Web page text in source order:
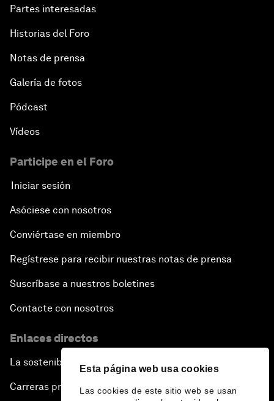
Esta página web usa cookies
Las cookies de este sitio web se usan
Partes interesadas
Historias del Foro
Notas de prensa
Galería de fotos
Pódcast
Vídeos
Participe en el Foro
Iniciar sesión
Asóciese con nosotros
Conviértase en miembro
Regístrese para recibir nuestras notas de prensa
Suscríbase a nuestros boletines
Contacte con nosotros
Enlaces directos
La sostenibilidad en el Foro
Carreras profesionales